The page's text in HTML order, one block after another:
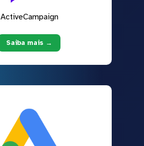
ActiveCampaign
Saiba mais →